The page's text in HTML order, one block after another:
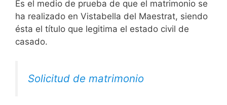
Es el medio de prueba de que el matrimonio se
ha realizado en Vistabella del Maestrat, siendo
ésta el título que legitima el estado civil de
casado.
Solicitud de matrimonio